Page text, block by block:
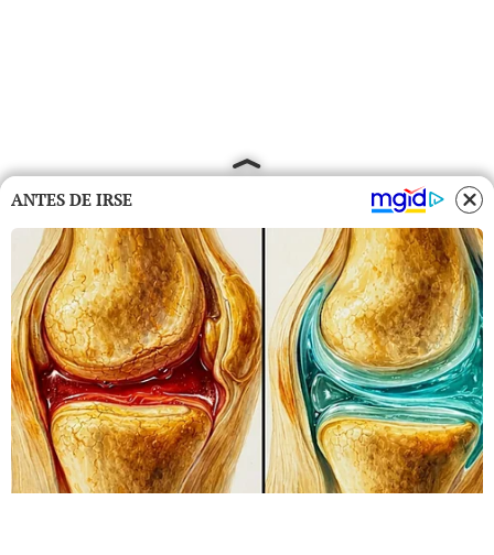
ANTES DE IRSE